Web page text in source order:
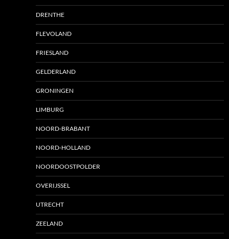
DRENTHE
FLEVOLAND
FRIESLAND
GELDERLAND
GRONINGEN
LIMBURG
NOORD-BRABANT
NOORD-HOLLAND
NOORDOOSTPOLDER
OVERIJSSEL
UTRECHT
ZEELAND